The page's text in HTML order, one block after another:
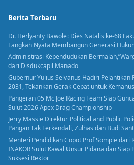
Berita Terbaru
Dr. Herlyanty Bawole: Dies Natalis ke-68
Langkah Nyata Membangun Generasi
Administrasi Kependudukan
dari Disdukcapil Manado
Gubernur Yulius Selvanus Hadiri Pelantikan
2031, Tekankan Gerak Cepat untuk
Pangeran 05 Mc Joe Racing Team Siap
Sulut 2026 Apex Drag Championship
Jerry Massie Direktur Political and Public
Pangan Tak Terkendali, Zulhas dan Budi
Menteri Pendidikan Copot Prof Sompie dari
INAKOR Sulut Kawal Unsur Pidana dan
Suksesi Rektor